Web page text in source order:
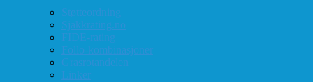
Støtteordning
Sjakkrating.no
FIDE-rating
Follo-kombinasjoner
Grasrotandelen
Linker